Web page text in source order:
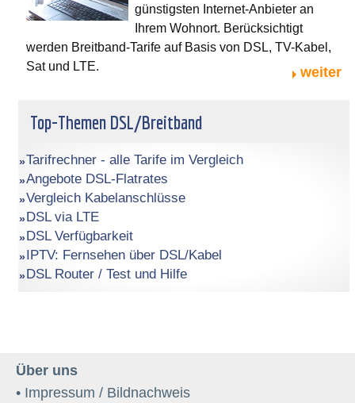
günstigsten Internet-Anbieter an
Ihrem Wohnort. Berücksichtigt
werden Breitband-Tarife auf Basis von DSL, TV-Kabel,
Sat und LTE.
weiter
Top-Themen DSL/Breitband
Tarifrechner - alle Tarife im Vergleich
Angebote DSL-Flatrates
Vergleich Kabelanschlüsse
DSL via LTE
DSL Verfügbarkeit
IPTV: Fernsehen über DSL/Kabel
DSL Router / Test und Hilfe
Über uns
• Impressum / Bildnachweis